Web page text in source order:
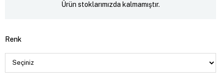
Ürün stoklarımızda kalmamıştır.
Renk